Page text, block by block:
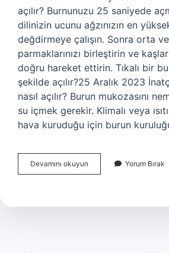
açılır? Burnunuzu 25 saniyede
dilinizin ucunu ağzınızın en
değdirmeye çalışın. Sonra orta
parmaklarınızı birleştirin ve
doğru hareket ettirin. Tıkalı bir
şekilde açılır?25 Aralık 2023
nasıl açılır? Burun mukozasını
su içmek gerekir. Klimalı veya
hava kuruduğu için burun
Devamını okuyun
Yolla
Nasıl
Yorum Bırak